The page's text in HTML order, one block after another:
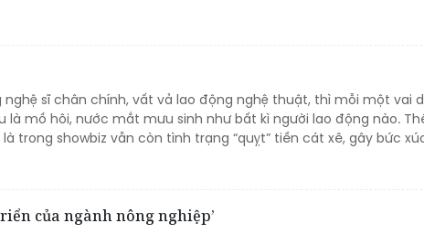
nghệ sĩ chân chính, vất vả lao động nghệ thuật, thì mỗi một vai
là mồ hôi, nước mắt mưu sinh như bất kì người lao động nào.
trong showbiz vẫn còn tình trạng “quỵt” tiền cát xê, gây bức
của ngành nông nghiệp’